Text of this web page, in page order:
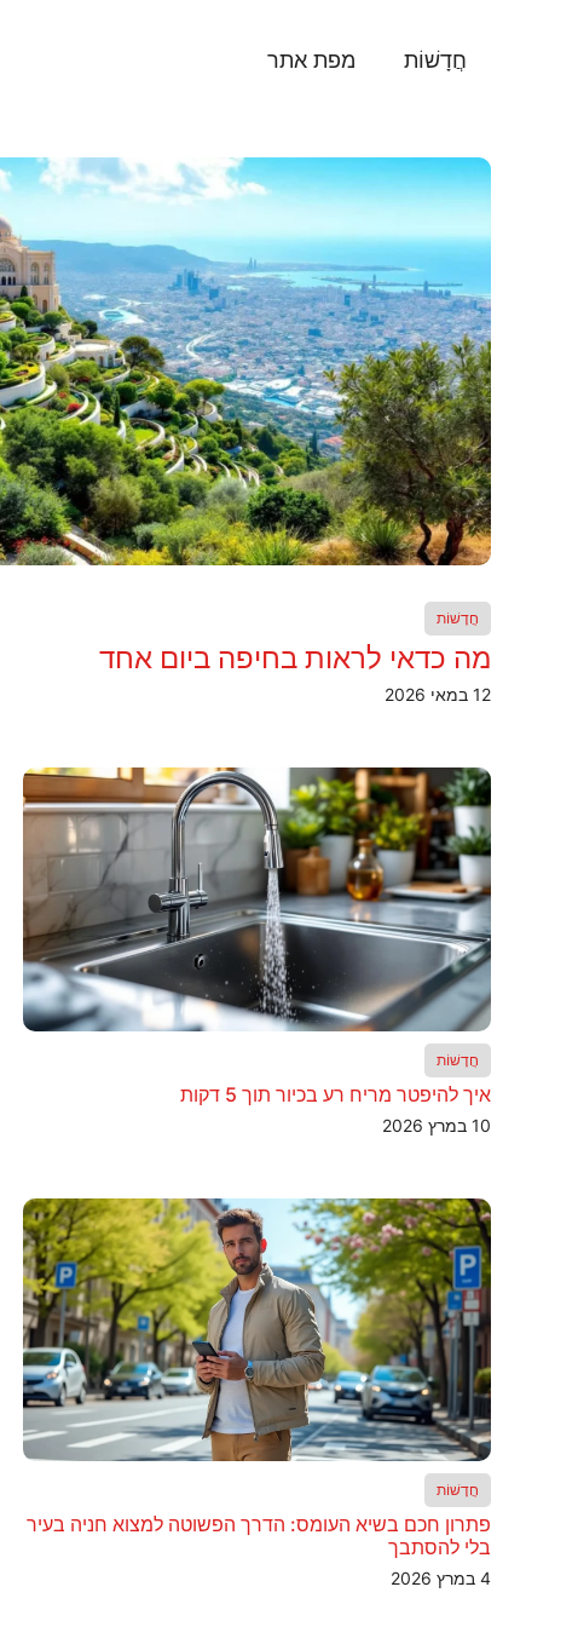
חֲדָשׁוֹת מפת אתר
חֲדָשׁוֹת
מה כדאי לראות בחיפה ביום אחד
12 במאי 2026
חֲדָשׁוֹת
איך להיפטר מריח רע בכיור תוך 5 דקות
10 במרץ 2026
חֲדָשׁוֹת
פתרון חכם בשיא העומס: הדרך הפשוטה למצוא חניה בעיר
בלי להסתבך
4 במרץ 2026